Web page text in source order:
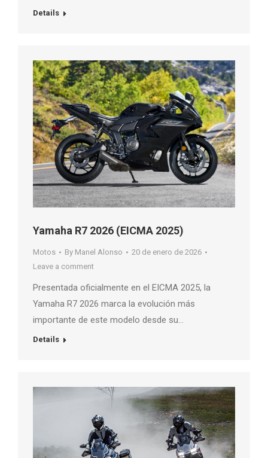
Details
Yamaha R7 2026 (EICMA 2025)
Motos By Manel Alonso
20 de enero de 2026
Leave a comment
Presentada oficialmente en el EICMA 2025, la
Yamaha R7 2026 marca la evolución más
importante de este modelo desde su…
Details